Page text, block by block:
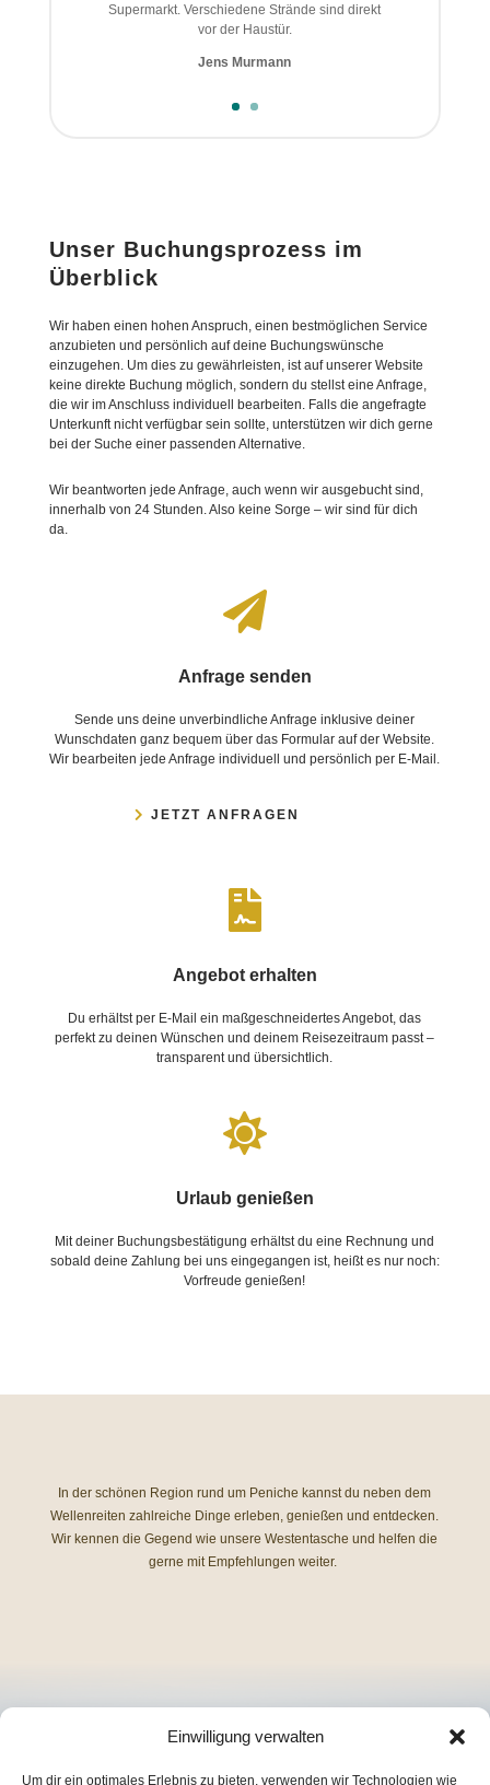
Einwilligung verwalten
Um dir ein optimales Erlebnis zu bieten, verwenden wir Technologien wie
Supermarkt. Verschiedene Strände sind direkt
vor der Haustür.
Jens Murmann
Unser Buchungsprozess im
Überblick
Wir haben einen hohen Anspruch, einen bestmöglichen Service
anzubieten und persönlich auf deine Buchungswünsche
einzugehen. Um dies zu gewährleisten, ist auf unserer Website
keine direkte Buchung möglich, sondern du stellst eine Anfrage,
die wir im Anschluss individuell bearbeiten. Falls die angefragte
Unterkunft nicht verfügbar sein sollte, unterstützen wir dich gerne
bei der Suche einer passenden Alternative.
Wir beantworten jede Anfrage, auch wenn wir ausgebucht sind,
innerhalb von 24 Stunden. Also keine Sorge – wir sind für dich
da.

Anfrage senden
Sende uns deine unverbindliche Anfrage inklusive deiner
Wunschdaten ganz bequem über das Formular auf der Website.
Wir bearbeiten jede Anfrage individuell und persönlich per E-Mail.
JETZT ANFRAGEN

Angebot erhalten
Du erhältst per E-Mail ein maßgeschneidertes Angebot, das
perfekt zu deinen Wünschen und deinem Reisezeitraum passt –
transparent und übersichtlich.

Urlaub genießen
Mit deiner Buchungsbestätigung erhältst du eine Rechnung und
sobald deine Zahlung bei uns eingegangen ist, heißt es nur noch:
Vorfreude genießen!
In der schönen Region rund um Peniche kannst du neben dem
Wellenreiten zahlreiche Dinge erleben, genießen und entdecken.
Wir kennen die Gegend wie unsere Westentasche und helfen die
gerne mit Empfehlungen weiter.
JETZT DEINEN SURFURLAUB